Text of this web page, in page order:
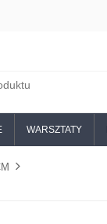
WARSZTATY